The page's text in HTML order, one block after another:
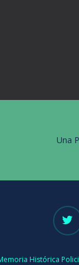
Una
Histórica